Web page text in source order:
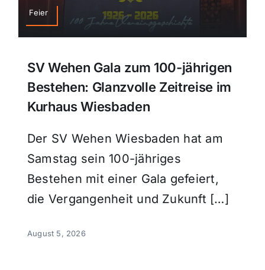
Feier
SV Wehen Gala zum 100-jährigen
Bestehen: Glanzvolle Zeitreise im
Kurhaus Wiesbaden
Der SV Wehen Wiesbaden hat am
Samstag sein 100-jähriges
Bestehen mit einer Gala gefeiert,
die Vergangenheit und Zukunft […]
August 5, 2026